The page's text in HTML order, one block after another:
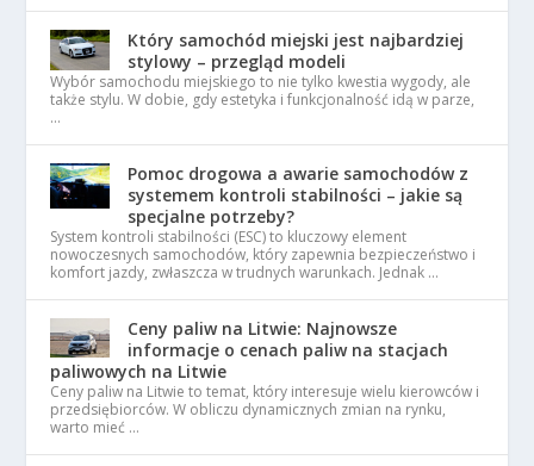
Który samochód miejski jest najbardziej
stylowy – przegląd modeli
Wybór samochodu miejskiego to nie tylko kwestia wygody, ale
także stylu. W dobie, gdy estetyka i funkcjonalność idą w parze,
…
Pomoc drogowa a awarie samochodów z
systemem kontroli stabilności – jakie są
specjalne potrzeby?
System kontroli stabilności (ESC) to kluczowy element
nowoczesnych samochodów, który zapewnia bezpieczeństwo i
komfort jazdy, zwłaszcza w trudnych warunkach. Jednak …
Ceny paliw na Litwie: Najnowsze
informacje o cenach paliw na stacjach
paliwowych na Litwie
Ceny paliw na Litwie to temat, który interesuje wielu kierowców i
przedsiębiorców. W obliczu dynamicznych zmian na rynku,
warto mieć …